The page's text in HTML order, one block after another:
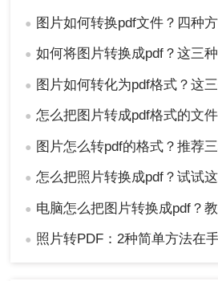
● 图片如何转换pdf文件？四种方法实测对
● 如何将图片转换成pdf？这三种方
● 图片如何转化为pdf格式？这
● 怎么把图片转成pdf格式的文件？
● 图片怎么转pdf的格式？推荐
● 怎么把照片转换成pdf？试试
● 电脑怎么把图片转换成pdf？教
● 照片转PDF：2种简单方法在手机端